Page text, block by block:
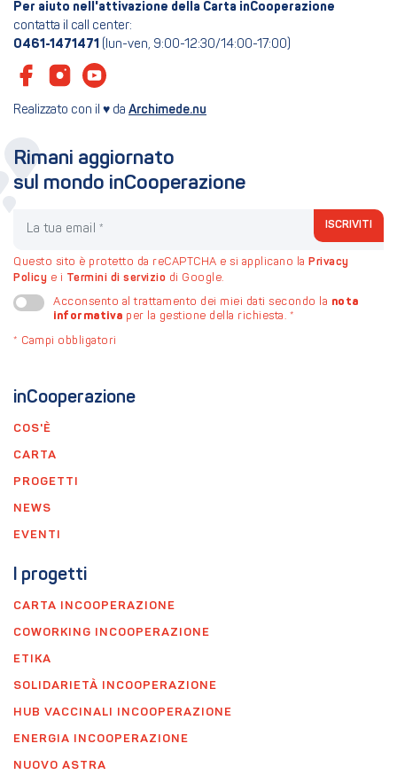
Per aiuto nell'attivazione della Carta inCooperazione
contatta il call center:
0461-1471471 (lun-ven, 9:00-12:30/14:00-17:00)
Realizzato con il ♥ da Archimede.nu
inCooperazione
COS'È
CARTA
PROGETTI
NEWS
EVENTI
I progetti
CARTA INCOOPERAZIONE
COWORKING INCOOPERAZIONE
ETIKA
SOLIDARIETÀ INCOOPERAZIONE
HUB VACCINALI INCOOPERAZIONE
ENERGIA INCOOPERAZIONE
NUOVO ASTRA
Rimani aggiornato
sul mondo inCooperazione
ISCRIVITI
Questo sito è protetto da reCAPTCHA e si applicano la Privacy
Policy e i Termini di servizio di Google.
Acconsento al trattamento dei miei dati secondo la nota
informativa per la gestione della richiesta. *
* Campi obbligatori